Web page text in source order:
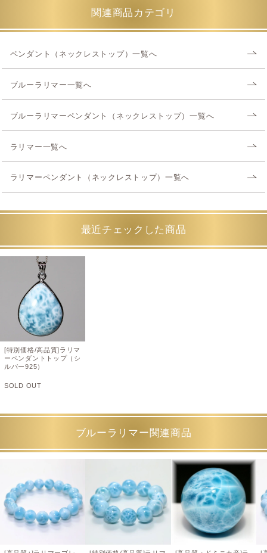
関連商品カテゴリ
ペンダント（ネックレストップ）一覧へ
ブルーラリマー一覧へ
ブルーラリマーペンダント（ネックレストップ）一覧へ
ラリマー一覧へ
ラリマーペンダント（ネックレストップ）一覧へ
最近チェックした商品
[特別価格/高品質]ラリマ
ーペンダントトップ（シ
ルバー925）
SOLD OUT
ブルーラリマー関連商品